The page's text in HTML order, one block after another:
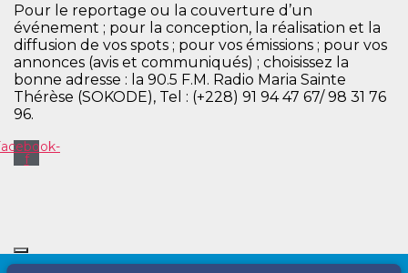
Pour le reportage ou la couverture d’un
événement ; pour la conception, la réalisation et la
diffusion de vos spots ; pour vos émissions ; pour vos
annonces (avis et communiqués) ; choisissez la
bonne adresse : la 90.5 F.M. Radio Maria Sainte
Thérèse (SOKODE), Tel : (+228) 91 94 47 67/ 98 31 76
96.
f